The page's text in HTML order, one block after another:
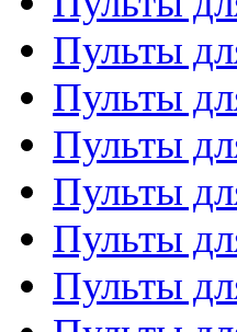
Пульты
Пульты
Пульты
Пульты
Пульты
Пульты